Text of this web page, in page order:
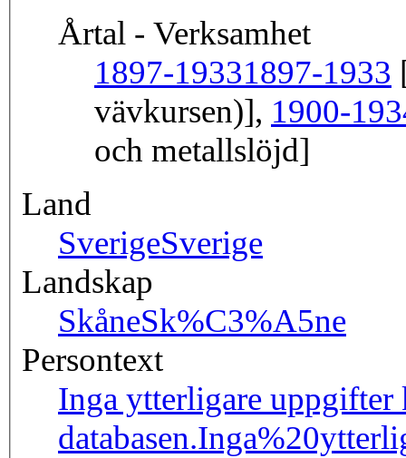
Årtal - Verksamhet
1897-19331897-1933
vävkursen)], 1900-
och metallslöjd]
Land
SverigeSverige
Landskap
SkåneSk%C3%A5ne
Persontext
Inga ytterligare
databasen.